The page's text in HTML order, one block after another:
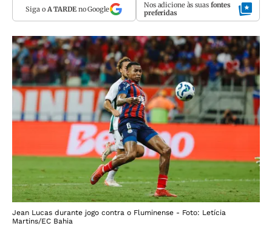
Siga o A TARDEno Google Nos adicione às suas fontes
preferidas
Jean Lucas durante jogo contra o Fluminense - Foto: Letícia
Martins/EC Bahia